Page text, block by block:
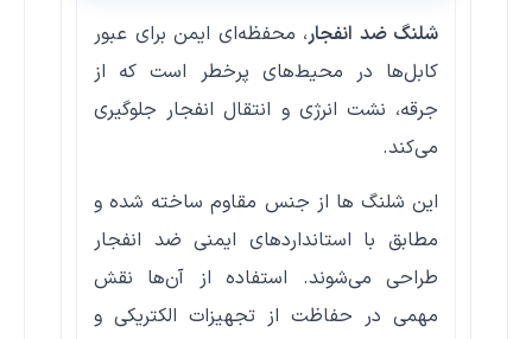
شلنگ ضد انفجار، محفظه‌ای ایمن برای عبور
کابل‌ها در محیط‌های پرخطر است که از
جرقه، نشت انرژی و انتقال انفجار جلوگیری
می‌کند.
این شلنگ ها از جنس مقاوم ساخته شده و
مطابق با استانداردهای ایمنی ضد انفجار
طراحی می‌شوند. استفاده از آن‌ها نقش
مهمی در حفاظت از تجهیزات الکتریکی و